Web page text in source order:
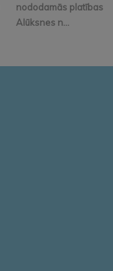
nododamās platības
Alūksnes n...